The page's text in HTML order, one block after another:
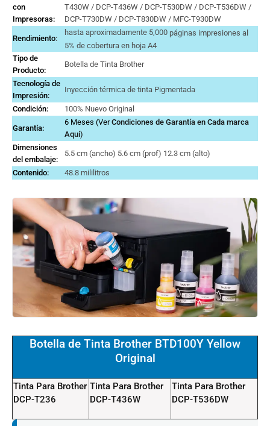
con
Impresoras:
T430W / DCP-T436W / DCP-T530DW / DCP-T536DW /
DCP-T730DW / DCP-T830DW / MFC-T930DW
Rendimiento:
hasta aproximadamente 5,000 páginas impresiones al
5% de cobertura en hoja A4
Tipo de
Producto:
Botella de Tinta Brother
Tecnología de
Impresión:
Inyección térmica de tinta Pigmentada
Condición: 100% Nuevo Original
Garantía:
6 Meses (Ver Condiciones de Garantía en Cada marca
Aquí)
Dimensiones
del embalaje:
‎5.5 cm (ancho) 5.6 cm (prof) 12.3 cm (alto)
Contenido: 48.8 mililitros
Botella de Tinta Brother BTD100Y Yellow
Original
Tinta Para Brother
DCP-T236
Tinta Para Brother
DCP-T436W
Tinta Para Brother
DCP-T536DW